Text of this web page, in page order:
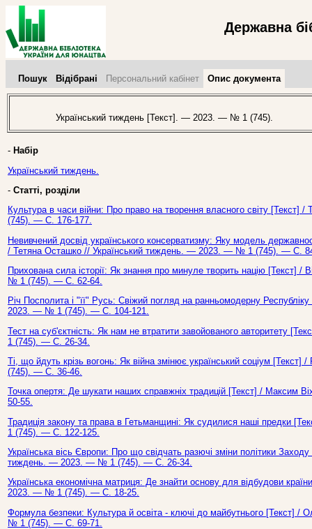
Державна
Пошук Відібрані Персональний кабінет Опис документа
Український тиждень [Текст]. — 2023. — № 1 (745).
- Набір
Український тиждень.
- Статті, розділи
Культура в часи війни: Про право на творення власного світу
(745). — С. 176-177.
Невивчений досвід українського консерватизму: Яку модель
/ Тетяна Осташко // Український тиждень. — 2023. — № 1 (745). — С.
Прихована сила історії: Як знання про минуле творить націю [Текст]
№ 1 (745). — С. 62-64.
Річ Посполита і "її" Русь: Свіжий погляд на ранньомодерну
2023. — № 1 (745). — С. 104-121.
Тест на суб'єктність: Як нам не втратити завойованого авторитету
1 (745). — С. 26-34.
Ті, що йдуть крізь вогонь: Як війна змінює український соціум
(745). — С. 36-46.
Точка опертя: Де шукати наших справжніх традицій [Текст] /
50-55.
Традиція закону та права в Гетьманщині: Як судилися наші предки
1 (745). — С. 122-125.
Українська вісь Європи: Про що свідчать разючі зміни політики
тиждень. — 2023. — № 1 (745). — С. 26-34.
Українська економічна матриця: Де знайти основу для відбудови
2023. — № 1 (745). — С. 18-25.
Формула безпеки: Культура й освіта - ключі до майбутнього [Текст]
№ 1 (745). — С. 69-71.